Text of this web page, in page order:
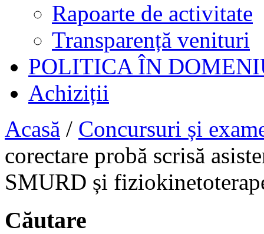
Rapoarte de activitate
Transparență venituri
POLITICA ÎN
Achiziții
Acasă / Concursuri și
corectare probă scrisă
SMURD și
Căutare